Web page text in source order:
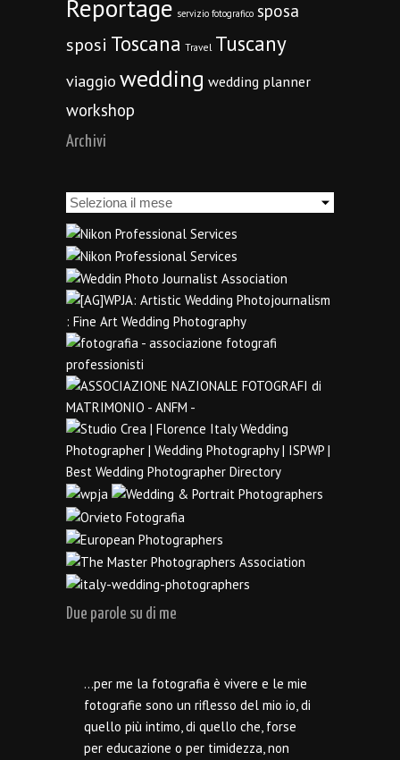
Reportage servizio fotografico sposa
sposi Toscana Travel Tuscany
viaggio wedding wedding planner
workshop
Archivi
Archivi
Due parole su di me
…per me la fotografia è vivere e le mie
fotografie sono un riflesso del mio io, di
quello più intimo, di quello che, forse
per educazione o per timidezza, non